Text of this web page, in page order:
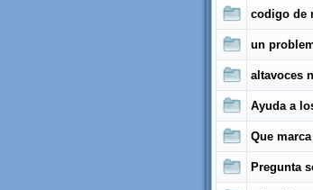
codigo de
un
altavoces
Ayuda a
Que
Pregunta